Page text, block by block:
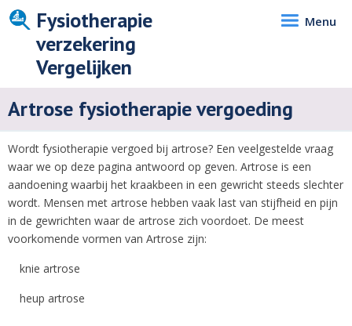
Fysiotherapie
verzekering
Vergelijken
Menu
Artrose fysiotherapie vergoeding
Wordt fysiotherapie vergoed bij artrose? Een veelgestelde vraag
waar we op deze pagina antwoord op geven. Artrose is een
aandoening waarbij het kraakbeen in een gewricht steeds slechter
wordt. Mensen met artrose hebben vaak last van stijfheid en pijn
in de gewrichten waar de artrose zich voordoet. De meest
voorkomende vormen van Artrose zijn:
knie artrose
heup artrose